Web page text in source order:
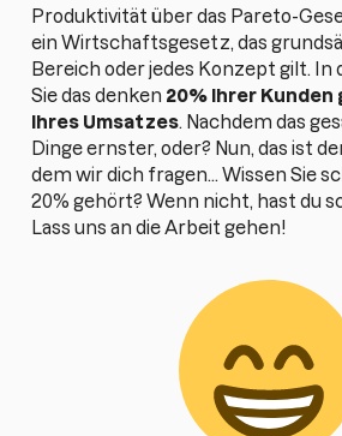
Produktivität über das Pareto-
ein Wirtschaftsgesetz, das
Bereich oder jedes Konzept gilt. In
Sie das denken 20% Ihrer Kunden
Ihres Umsatzes. Nachdem das
Dinge ernster, oder? Nun, das ist
dem wir dich fragen... Wissen Sie
20% gehört? Wenn nicht, hast du
Lass uns an die Arbeit gehen!